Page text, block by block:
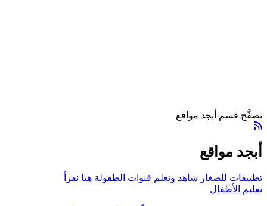
تصفَّح قسم أبجد مواقع
أبجد مواقع
تطبيقات للصغار شاهد وتعلم قنوات الطفولة هيا نقرأ
تعليم الأطفال